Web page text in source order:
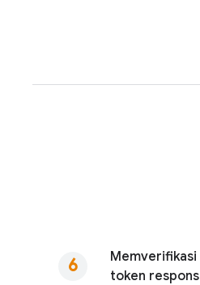
Memverifikasi
token respons